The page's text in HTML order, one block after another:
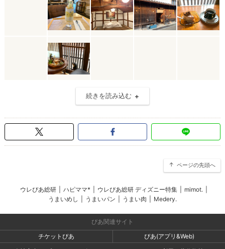
続きを読み込む
ページの先頭へ
ウレぴあ総研 ハピママ* ウレぴあ総研 ディズニー特集 mimot.
うまいめし
うまいパン うまい肉 Medery.
ぴあ関連サイト
チケットぴあ
ぴあ(アプリ&Web)